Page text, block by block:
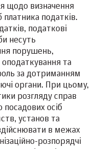
щодо визначення
платника податків.
податкові
несуть
порушень,
оподаткування та
за дотриманням
органи. При цьому,
розгляду справ
осіб
установ та
в межах
розпорядчі